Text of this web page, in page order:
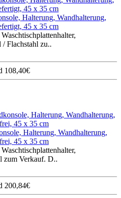
Halterung, Wandhalterung,
45 x 35 cm
/ Flachstahl zu..
108,40€
Halterung, Wandhalterung,
45 x 35 cm
zum Verkauf. D..
200,84€